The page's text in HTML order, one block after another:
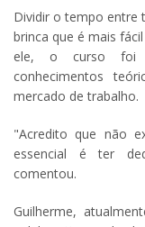
Dividir o tempo entre
brinca que é mais
ele, o curso foi
conhecimentos
mercado de trabalho.
"Acredito que não
essencial é ter
comentou.
Guilherme,